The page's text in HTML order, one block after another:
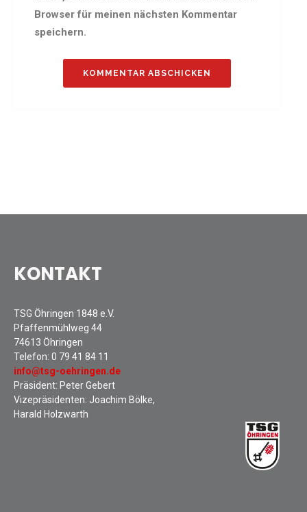
Browser für meinen nächsten Kommentar
speichern.
KONTAKT
TSG Öhringen 1848 e.V.
Pfaffenmühlweg 44
74613 Öhringen
Telefon: 0 79 41 84 11
info@tsg-oehringen.de
Präsident: Peter Gebert
Vizepräsidenten: Joachim Bölke,
Harald Holzwarth